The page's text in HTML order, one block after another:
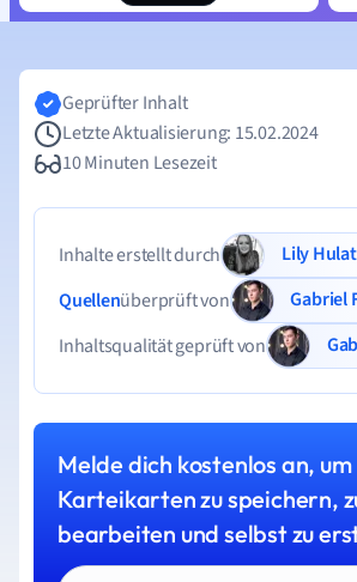
Geprüfter Inhalt
Letzte Aktualisierung: 15.02.2024
10 Minuten Lesezeit
Inhalte erstellt durch
Lily
Quellenüberprüft von
Gabriel
Inhaltsqualität geprüft von
Melde dich kostenlos an, um
Karteikarten zu speichern,
bearbeiten und selbst zu